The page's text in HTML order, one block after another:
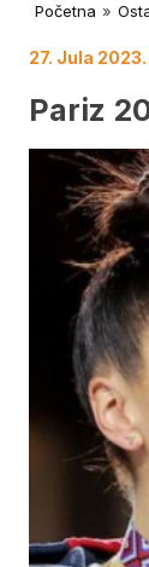
Početna »
27. Jula 2023.
Pariz